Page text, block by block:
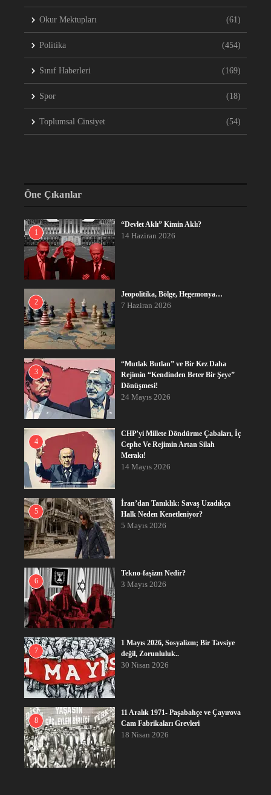
Okur Mektupları (61)
Politika (454)
Sınıf Haberleri (169)
Spor (18)
Toplumsal Cinsiyet (54)
Öne Çıkanlar
1
“Devlet Aklı” Kimin Aklı?
14 Haziran 2026
2
Jeopolitika, Bölge, Hegemonya…
7 Haziran 2026
3
“Mutlak Butlan” ve Bir Kez Daha
Rejimin “Kendinden Beter Bir Şeye”
Dönüşmesi!
24 Mayıs 2026
4
CHP’yi Millete Döndürme Çabaları, İç
Cephe Ve Rejimin Artan Silah
Merakı!
14 Mayıs 2026
5
İran’dan Tanıklık: Savaş Uzadıkça
Halk Neden Kenetleniyor?
5 Mayıs 2026
6
Tekno-faşizm Nedir?
3 Mayıs 2026
7
1 Mayıs 2026, Sosyalizm; Bir Tavsiye
değil, Zorunluluk..
30 Nisan 2026
8
11 Aralık 1971- Paşabahçe ve Çayırova
Cam Fabrikaları Grevleri
18 Nisan 2026